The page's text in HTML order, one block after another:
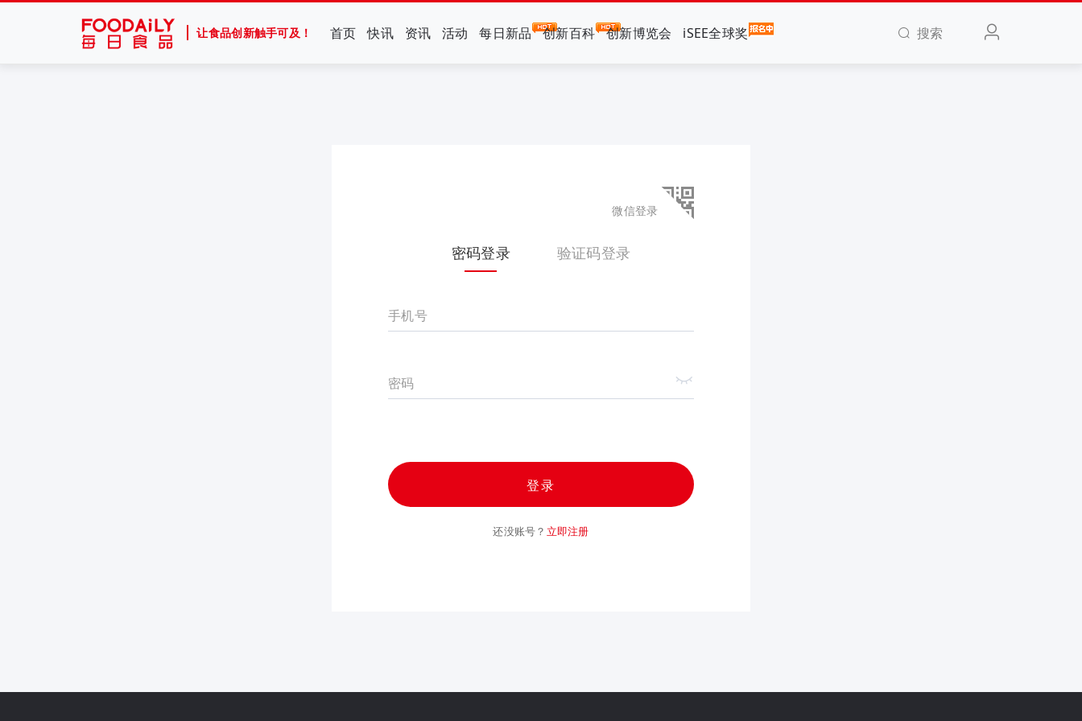
让食品创新触手可及！ 首页 快讯 资讯 活动 每日新品 创新百科 创新博览会 iSEE全球奖 搜索
微信登录
密码登录 验证码登录
手机号
密码
登录
还没账号？ 立即注册